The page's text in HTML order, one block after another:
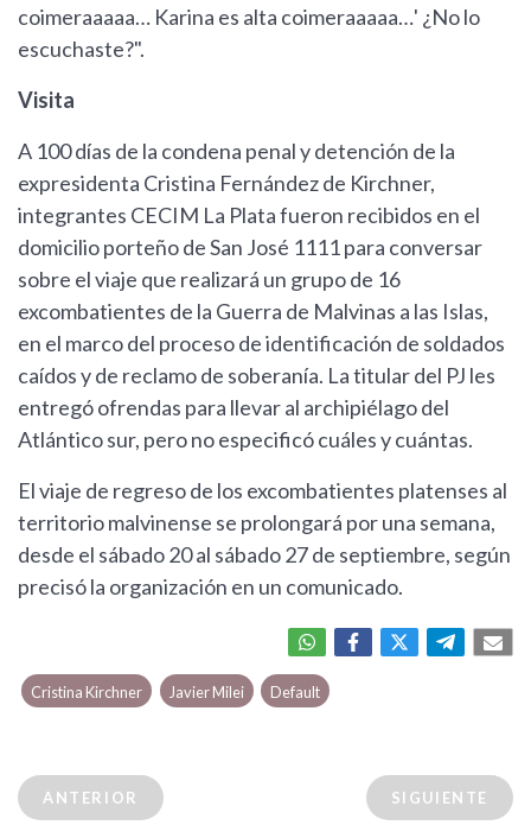
coimeraaaaa… Karina es alta coimeraaaaa…' ¿No lo
escuchaste?".
Visita
A 100 días de la condena penal y detención de la
expresidenta Cristina Fernández de Kirchner,
integrantes CECIM La Plata fueron recibidos en el
domicilio porteño de San José 1111 para conversar
sobre el viaje que realizará un grupo de 16
excombatientes de la Guerra de Malvinas a las Islas,
en el marco del proceso de identificación de soldados
caídos y de reclamo de soberanía. La titular del PJ les
entregó ofrendas para llevar al archipiélago del
Atlántico sur, pero no especificó cuáles y cuántas.
El viaje de regreso de los excombatientes platenses al
territorio malvinense se prolongará por una semana,
desde el sábado 20 al sábado 27 de septiembre, según
precisó la organización en un comunicado.
Cristina Kirchner Javier Milei Default
ANTERIOR SIGUIENTE